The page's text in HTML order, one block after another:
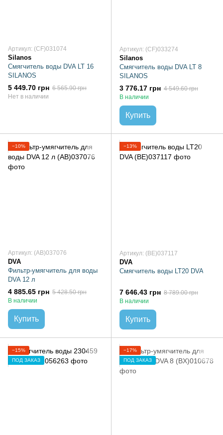
Артикул: (CF)031074
Silanos
Смягчитель воды DVA LT 16
SILANOS
5 449.70 грн 6 565.90 грн
Нет в наличии
Артикул: (CF)033274
Silanos
Смягчитель воды DVA LT 8
SILANOS
3 776.17 грн 4 549.60 грн
В наличии
Купить
−10%
Артикул: (AB)037076
DVA
Фильтр-умягчитель для воды
DVA 12 л
4 885.65 грн 5 428.50 грн
В наличии
Купить
−13%
Артикул: (BE)037117
DVA
Смягчитель воды LT20 DVA
7 646.43 грн 8 789.00 грн
В наличии
Купить
−15%
ПОД ЗАКАЗ
−17%
ПОД ЗАКАЗ